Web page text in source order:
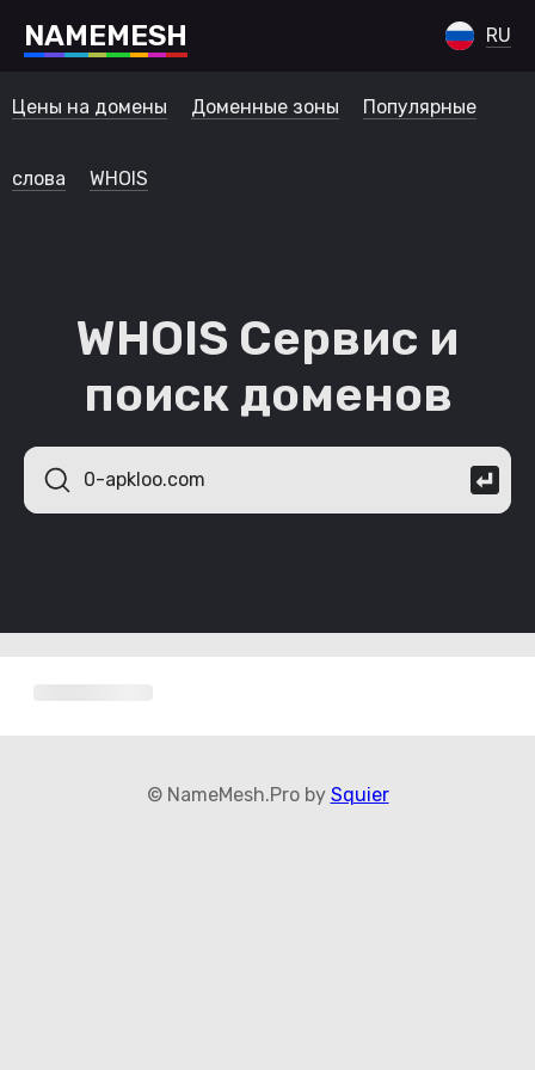
NAMEMESH RU
Цены на домены Доменные зоны Популярные
слова WHOIS
WHOIS Сервис и
поиск доменов
© NameMesh.Pro by Squier